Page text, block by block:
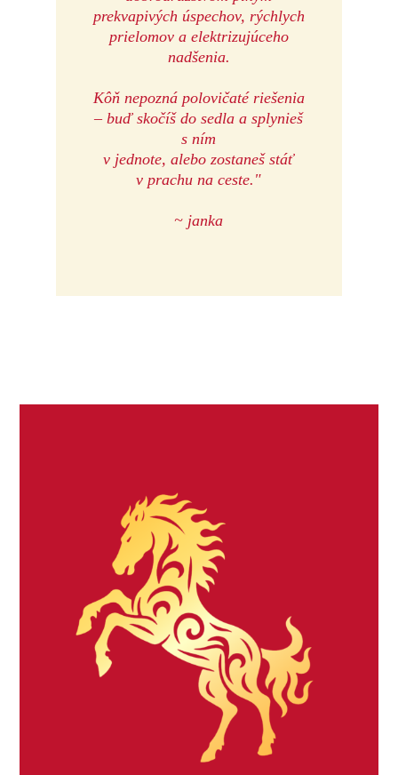
prekvapivých úspechov, rýchlych
prielomov a elektrizujúceho
nadšenia.
Kôň nepozná polovičaté riešenia
– buď skočíš do sedla a splynieš
s ním
v jednote,alebo zostaneš stáť
v prachu na ceste."
~ janka